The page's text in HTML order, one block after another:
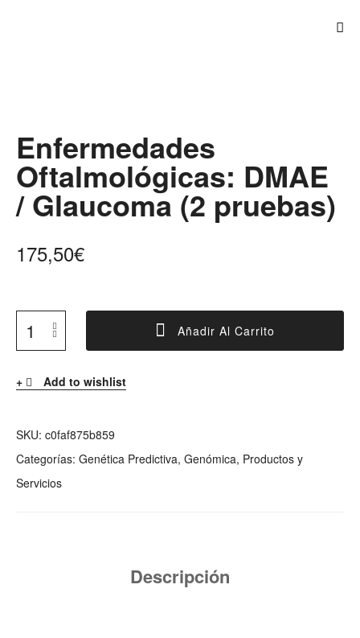
Enfermedades
Oftalmológicas: DMAE
/ Glaucoma (2 pruebas)
175,50€
Añadir Al Carrito
Add to wishlist
SKU: c0faf875b859
Categorías: Genética Predictiva, Genómica, Productos y
Servicios
Descripción